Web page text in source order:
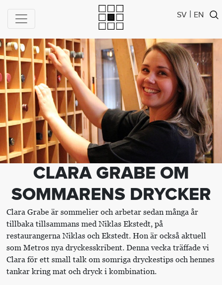
SV | EN
CLARA GRABE OM
SOMMARENS DRYCKER
Clara Grabe är sommelier och arbetar sedan många år
tillbaka tillsammans med Niklas Ekstedt, på
restaurangerna Niklas och Ekstedt. Hon är också aktuell
som Metros nya dryckesskribent. Denna vecka träffade vi
Clara för ett small talk om somriga dryckestips och hennes
tankar kring mat och dryck i kombination.